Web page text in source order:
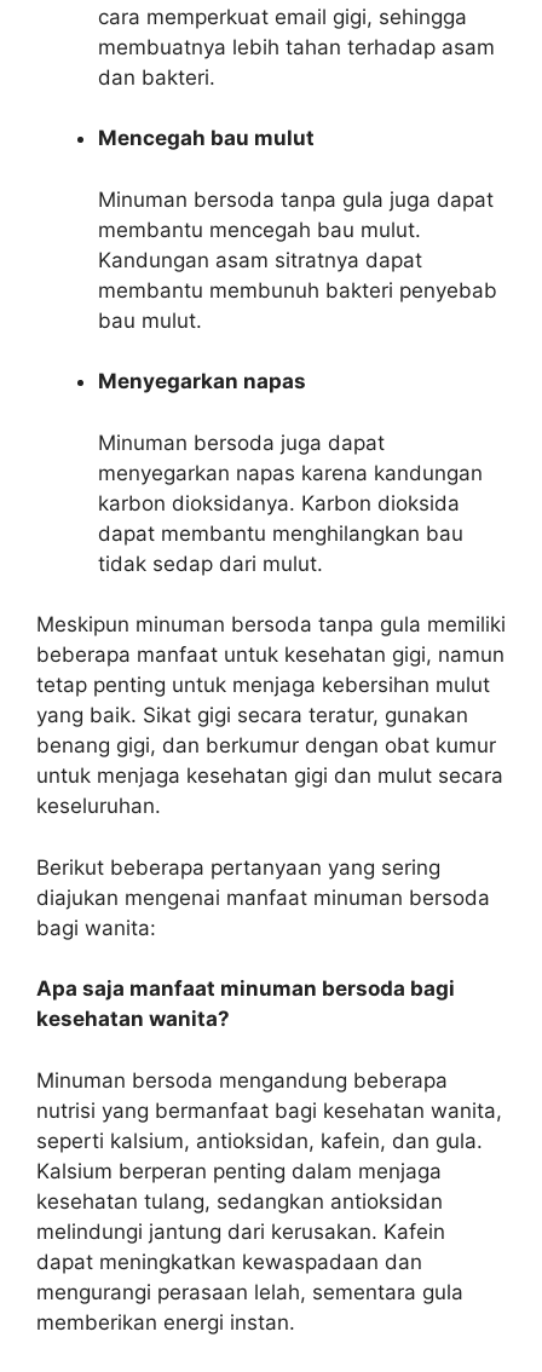
cara memperkuat email gigi, sehingga
membuatnya lebih tahan terhadap asam
dan bakteri.
Mencegah bau mulut
Minuman bersoda tanpa gula juga dapat
membantu mencegah bau mulut.
Kandungan asam sitratnya dapat
membantu membunuh bakteri penyebab
bau mulut.
Menyegarkan napas
Minuman bersoda juga dapat
menyegarkan napas karena kandungan
karbon dioksidanya. Karbon dioksida
dapat membantu menghilangkan bau
tidak sedap dari mulut.
Meskipun minuman bersoda tanpa gula memiliki
beberapa manfaat untuk kesehatan gigi, namun
tetap penting untuk menjaga kebersihan mulut
yang baik. Sikat gigi secara teratur, gunakan
benang gigi, dan berkumur dengan obat kumur
untuk menjaga kesehatan gigi dan mulut secara
keseluruhan.
Berikut beberapa pertanyaan yang sering
diajukan mengenai manfaat minuman bersoda
bagi wanita:
Apa saja manfaat minuman bersoda bagi
kesehatan wanita?
Minuman bersoda mengandung beberapa
nutrisi yang bermanfaat bagi kesehatan wanita,
seperti kalsium, antioksidan, kafein, dan gula.
Kalsium berperan penting dalam menjaga
kesehatan tulang, sedangkan antioksidan
melindungi jantung dari kerusakan. Kafein
dapat meningkatkan kewaspadaan dan
mengurangi perasaan lelah, sementara gula
memberikan energi instan.